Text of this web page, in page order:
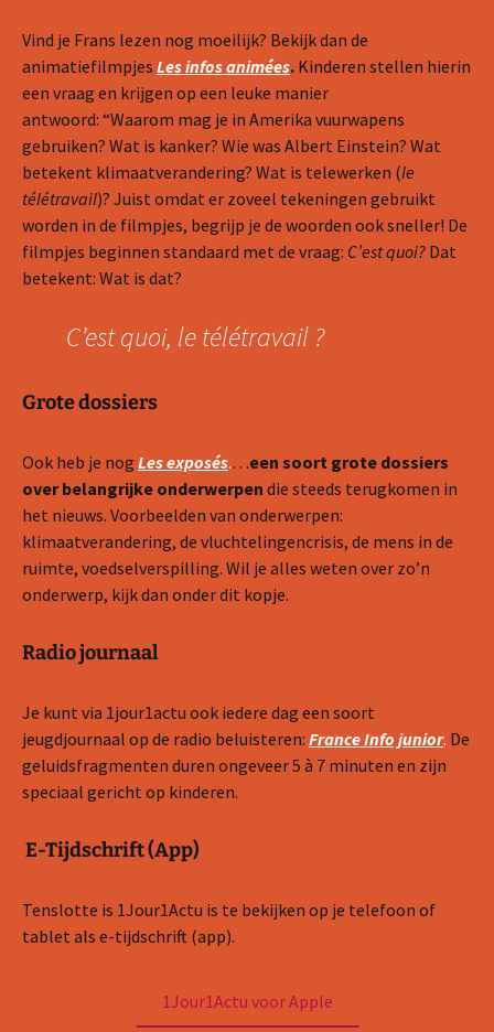
Vind je Frans lezen nog moeilijk? Bekijk dan de
animatiefilmpjes Les infos animées. Kinderen stellen hierin
een vraag en krijgen op een leuke manier
antwoord: “Waarom mag je in Amerika vuurwapens
gebruiken? Wat is kanker? Wie was Albert Einstein? Wat
betekent klimaatverandering? Wat is telewerken (le
télétravail)? Juist omdat er zoveel tekeningen gebruikt
worden in de filmpjes, begrijp je de woorden ook sneller! De
filmpjes beginnen standaard met de vraag: C’est quoi? Dat
betekent: Wat is dat?
C’est quoi, le télétravail ?
Grote dossiers
Ook heb je nog Les exposés.…een soort grote dossiers
over belangrijke onderwerpen die steeds terugkomen in
het nieuws. Voorbeelden van onderwerpen:
klimaatverandering, de vluchtelingencrisis, de mens in de
ruimte, voedselverspilling. Wil je alles weten over zo’n
onderwerp, kijk dan onder dit kopje.
Radio journaal
Je kunt via 1jour1actu ook iedere dag een soort
jeugdjournaal op de radio beluisteren: France Info junior. De
geluidsfragmenten duren ongeveer 5 à 7 minuten en zijn
speciaal gericht op kinderen.
E-Tijdschrift (App)
Tenslotte is 1Jour1Actu is te bekijken op je telefoon of
tablet als e-tijdschrift (app).
1Jour1Actu voor Apple